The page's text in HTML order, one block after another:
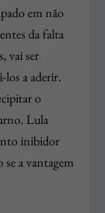
em não
da falta
vai ser
los a aderir.
o
Lula
inibidor
se a vantagem